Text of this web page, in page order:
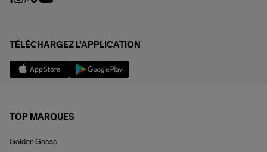
TÉLÉCHARGEZ L'APPLICATION
TOP MARQUES
Golden Goose